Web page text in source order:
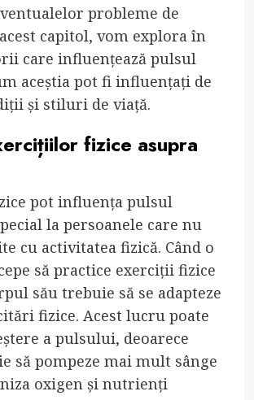
probleme de
capitol, vom explora în
care influențează pulsul
aceștia pot fi influențați de
și stiluri de viață.
fizice asupra
pot influența pulsul
la persoanele care nu
cu activitatea fizică. Când o
să practice exerciții fizice
său trebuie să se adapteze
fizice. Acest lucru poate
a pulsului, deoarece
să pompeze mai mult sânge
oxigen și nutrienți